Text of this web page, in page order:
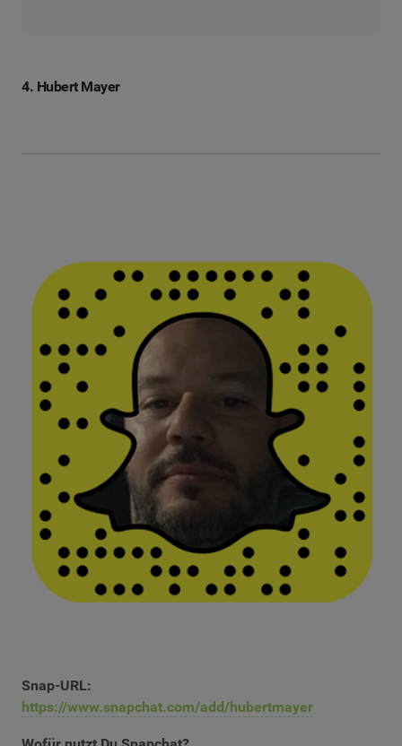
4. Hubert Mayer
Snap-URL:
https://www.snapchat.com/add/hubertmayer